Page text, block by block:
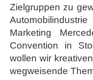
Zielgruppen zu
Marketing
Convention in
wollen wir
wegweisende